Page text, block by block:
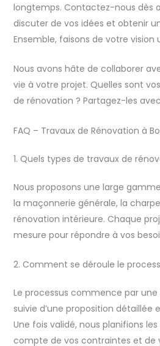
longtemps. Contactez-nous dès
discuter de vos idées et obtenir
Ensemble, faisons de votre vision
Nous avons hâte de collaborer
vie à votre projet. Quelles sont
de rénovation ? Partagez-les
FAQ – Travaux de Rénovation à
1. Quels types de travaux de
Nous proposons une large
la maçonnerie générale, la
rénovation intérieure. Chaque
mesure pour répondre à vos
2. Comment se déroule le
Le processus commence par
suivie d’une proposition détaillée
Une fois validé, nous planifions
compte de vos contraintes et de